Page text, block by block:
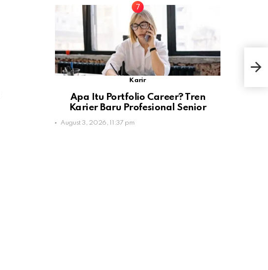
Karir
Apa Itu Portfolio Career? Tren
Karier Baru Profesional Senior
August 3, 2026, 11:37 pm